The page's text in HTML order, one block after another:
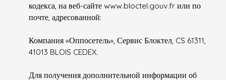
кодекса, на веб-сайте www.bloctel.gouv.fr или по
почте, адресованной:
Компания «Оппосетель», Сервис Блоктел, CS 61311,
41013 BLOIS CEDEX.
Для получения дополнительной информации об